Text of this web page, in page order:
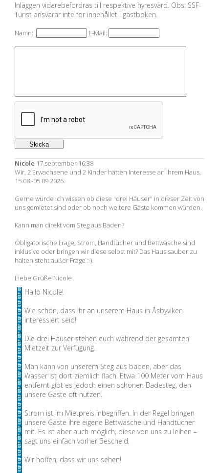
Inläggen vidarebefordras till respektive hyresvärd. Obs: SSF-
Turist ansvarar inte för innehållet i gästboken.
Namn:: E-Mail:
Nicole 17 september 16:38
Wir, 2 Erwachsene und 2 Kinder hätten Interesse an ihrem Haus,
15.08.-05.09.2026.
Gerne würde ich wissen ob diese "drei Häuser" in dieser Zeit von
uns gemietet sind oder ob noch weitere Gäste kommen würden.
Kann man direkt vom Steg aus Baden?
Obligatorische Frage, Strom, Handtücher und Bettwäsche sind
inklusive oder bringen wir diese selbst mit? Das Haus sauber zu
halten steht außer Frage :-).
Liebe Grüße Nicole
Hallo Nicole!
Wie schön, dass ihr an unserem Haus in Åsbyviken
interessiert seid!
Die drei Häuser stehen euch während der gesamten
Mietzeit zur Verfügung.
Man kann von unserem Steg aus baden, aber das
Wasser ist dort ziemlich flach. Etwa 100 Meter vom Haus
entfernt gibt es jedoch einen schönen Badesteg, den
unsere Gäste oft nutzen.
Strom ist im Mietpreis inbegriffen. In der Regel bringen
unsere Gäste ihre eigene Bettwäsche und Handtücher
mit. Es ist aber auch möglich, diese von uns zu leihen –
sagt uns einfach vorher Bescheid.
Wir hoffen, dass wir uns sehen!